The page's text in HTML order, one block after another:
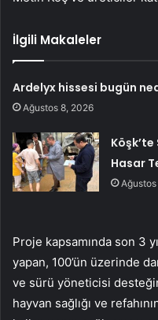
İlgili Makaleler
Ardelyx hissesi bugün
Ağustos 8, 2026
Hasar
Proje kapsamında son 3
yapan, 100’ün üzerinde
ve sürü yöneticisi
hayvan sağlığı ve